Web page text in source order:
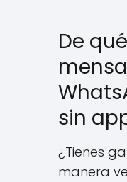
De
sin
¿Tienes
manera